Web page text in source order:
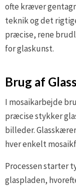
ofte kræver
teknik og det
præcise, rene
for glaskunst.
Brug af
I mosaikarbejde
præcise stykker
billeder.
hver enkelt
Processen starter
glaspladen,